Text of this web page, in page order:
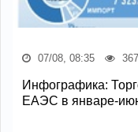
07/08, 08:35 367
Инфографика:
ЕАЭС в январе-